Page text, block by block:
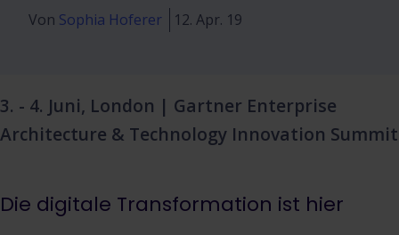
Von Sophia Hoferer 12. Apr. 19
3. - 4. Juni, London | Gartner Enterprise
Architecture & Technology Innovation Summit
Die digitale Transformation ist hier